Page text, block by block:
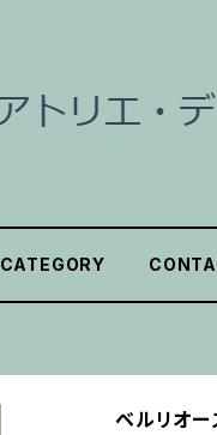
CATEGORY
ベルリオー